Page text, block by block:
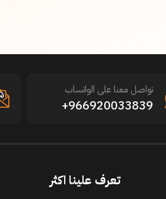
تواصل معنا على الواتساب
966920033839+
تعرف علينا اكثر